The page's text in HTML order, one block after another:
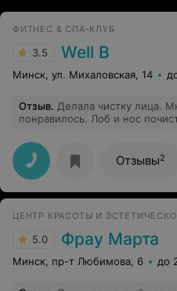
ФИТНЕС & СПА-КЛУБ
3.5 Well B
Минск, ул. Михаловская, 14
Отзыв. Делала чистку лица.
понравилось. Лоб и нос
притронулись. Я заплатила 80
все доделывала. Не
большое спасибо Наталье.
оживаю. Хожу уже не в
рекомендую, отличная
Отзывы2
ЦЕНТР КРАСОТЫ И
5.0 Фрау Марта
Минск, пр-т Любимова, 6 до